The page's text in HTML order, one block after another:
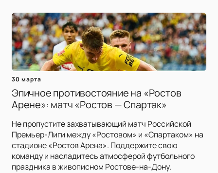
30 марта
Эпичное противостояние на «Ростов
Арене»: матч «Ростов — Спартак»
Не пропустите захватывающий матч Российской
Премьер-Лиги между «Ростовом» и «Спартаком» на
стадионе «Ростов Арена». Поддержите свою
команду и насладитесь атмосферой футбольного
праздника в живописном Ростове-на-Дону.